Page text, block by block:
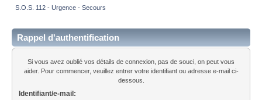
S.O.S. 112 - Urgence - Secours
Rappel d'authentification
Si vous avez oublié vos détails de connexion, pas de souci, on peut vous
aider. Pour commencer, veuillez entrer votre identifiant ou adresse e-mail ci-
dessous.
Identifiant/e-mail: